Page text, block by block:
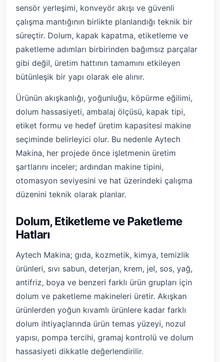
sensör yerleşimi, konveyör akışı ve güvenli
çalışma mantığının birlikte planlandığı teknik bir
süreçtir. Dolum, kapak kapatma, etiketleme ve
paketleme adımları birbirinden bağımsız parçalar
gibi değil, üretim hattının tamamını etkileyen
bütünleşik bir yapı olarak ele alınır.
Ürünün akışkanlığı, yoğunluğu, köpürme eğilimi,
dolum hassasiyeti, ambalaj ölçüsü, kapak tipi,
etiket formu ve hedef üretim kapasitesi makine
seçiminde belirleyici olur. Bu nedenle Aytech
Makina, her projede önce işletmenin üretim
şartlarını inceler; ardından makine tipini,
otomasyon seviyesini ve hat üzerindeki çalışma
düzenini teknik olarak planlar.
Dolum, Etiketleme ve Paketleme
Hatları
Aytech Makina; gıda, kozmetik, kimya, temizlik
ürünleri, sıvı sabun, deterjan, krem, jel, sos, yağ,
antifriz, boya ve benzeri farklı ürün grupları için
dolum ve paketleme makineleri üretir. Akışkan
ürünlerden yoğun kıvamlı ürünlere kadar farklı
dolum ihtiyaçlarında ürün temas yüzeyi, nozul
yapısı, pompa tercihi, gramaj kontrolü ve dolum
hassasiyeti dikkatle değerlendirilir.